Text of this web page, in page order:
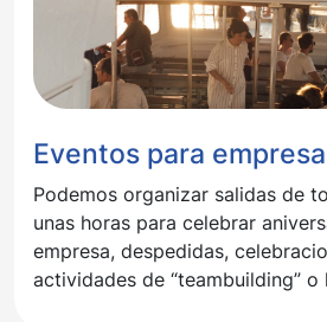
Eventos para
Podemos organizar salidas de
unas horas para celebrar
empresa, despedidas,
actividades de “teambuilding” o